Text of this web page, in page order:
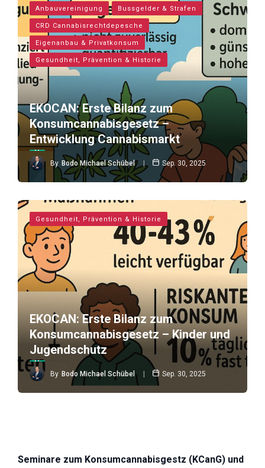
Anbauvereinigung Bussgelder & Strafen
CRD Cannabisrechtdepesche
Eigenanbau & Privatkonsum
Gesundheit, Prävention & Historie
EKOCAN: Erste Bilanz zum
Konsumcannabisgesetz –
Entwicklung Cannabismarkt
By Bodo Michael Schübel Sep. 30, 2025
Gesundheit, Prävention & Historie
EKOCAN: Erste Bilanz zum
Konsumcannabisgesetz – Kinder und
Jugendschutz
By Bodo Michael Schübel Sep. 30, 2025
Seminare zum Konsumcannabisgestz (KCanG) und